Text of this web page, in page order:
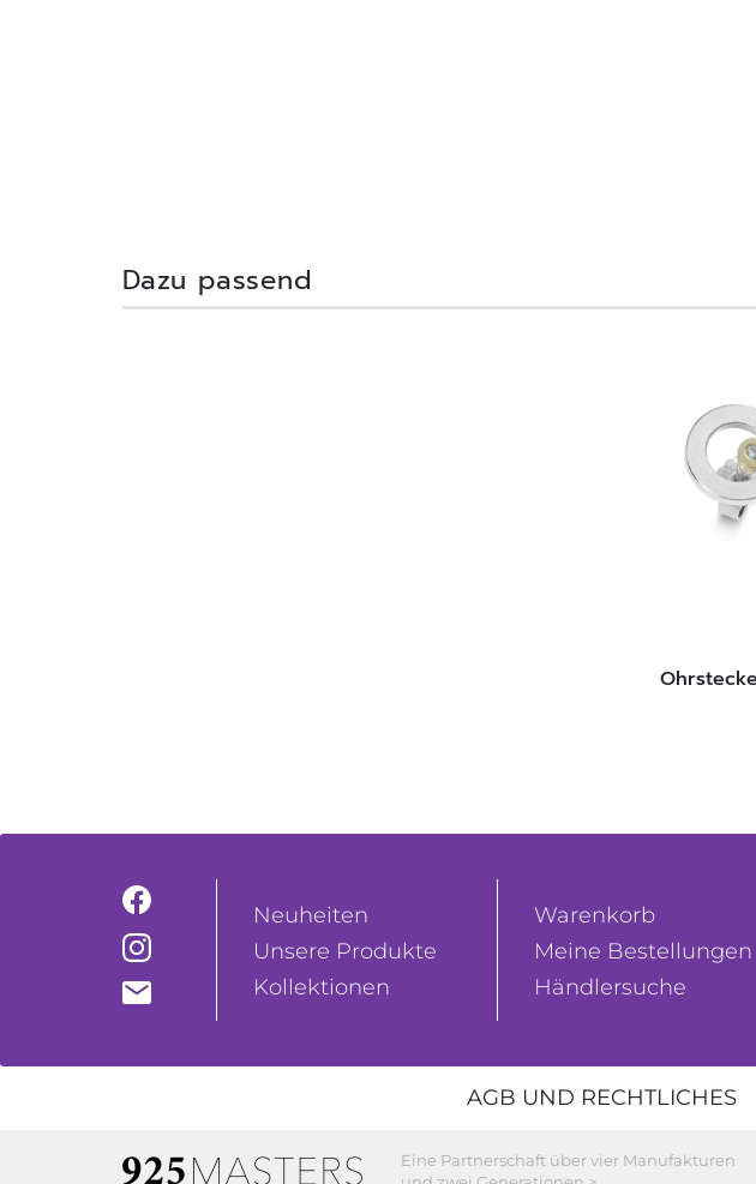
Dazu passend
Neuheiten
Unsere Produkte
Kollektionen
Warenkorb
Meine Bestellungen
Händlersuche
AGB UND RECHTLICHES
Eine Partnerschaft über vier Manufakturen